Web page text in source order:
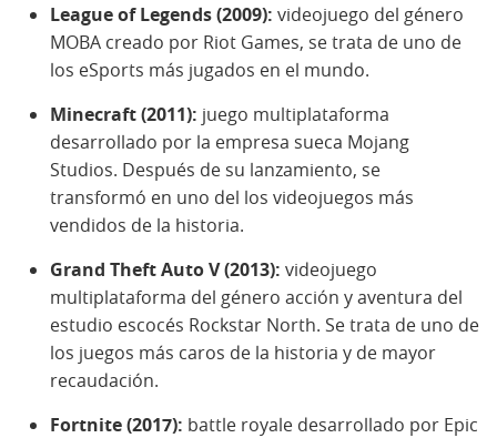
League of Legends (2009): videojuego del género
MOBA creado por Riot Games, se trata de uno de
los eSports más jugados en el mundo.
Minecraft (2011): juego multiplataforma
desarrollado por la empresa sueca Mojang
Studios. Después de su lanzamiento, se
transformó en uno del los videojuegos más
vendidos de la historia.
Grand Theft Auto V (2013): videojuego
multiplataforma del género acción y aventura del
estudio escocés Rockstar North. Se trata de uno de
los juegos más caros de la historia y de mayor
recaudación.
Fortnite (2017): battle royale desarrollado por Epic